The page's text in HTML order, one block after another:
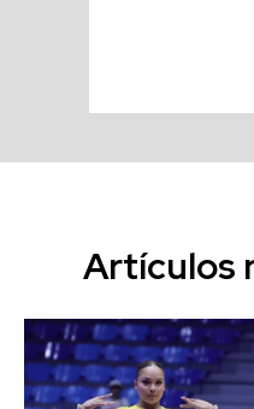
Artículos